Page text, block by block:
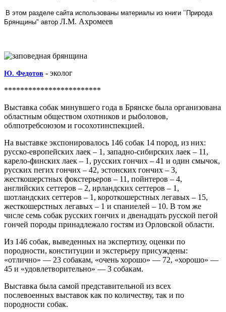
В этом разделе сайта использованы материалы из книги " Природа
Брянщины" автор Л.М. Ахромеев
Ю. Федотов - эколог
************************
Выставка собак минувшего года в Брянске была организована
областным обществом охотников и рыболовов,
облпотребсоюзом и госохотинспекцией.
На выставке экспонировалось 146 собак 14 пород, из них:
русско-европейских лаек – 1, западно-сибирских лаек – 11,
карело-финских лаек – 1, русских гончих – 41 и один смычок,
русских пегих гончих – 42, эстонских гончих – 3,
жесткошерстных фокстерьеров – 11, пойнтеров – 4,
английских сеттеров – 2, ирландских сеттеров – 1,
шотландских сеттеров – 1, короткошерстных легавых – 15,
жесткошерстных легавых – 1 и спаниелей – 10. В том же
числе семь собак русских гончих и двенадцать русской пегой
гончей породы принадлежало гостям из Орловской области.
Из 146 собак, выведенных на экспертизу, оценки по
породности, конституции и экстерьеру присуждены:
«отлично» — 23 собакам, «очень хорошо» — 72, «хорошо» —
45 и «удовлетворительно» — 3 собакам.
Выставка была самой представительной из всех
послевоенных выставок как по количеству, так и по
породности собак.